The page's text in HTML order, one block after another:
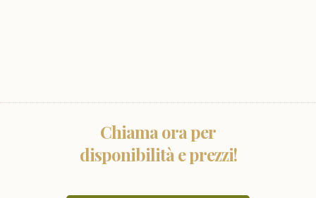
Chiama ora per
disponibilità e prezzi!